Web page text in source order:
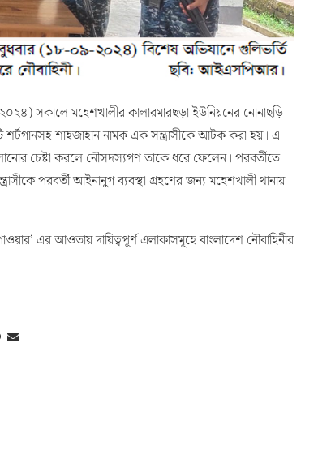
সকালে মহেশখালীর কালারমারছড়া ইউনিয়নের নোনাছড়ি
শর্টগানসহ শাহজাহান নামক এক সন্ত্রাসীকে আটক করা হয়। এ
চেষ্টা করলে নৌসদস্যগণ তাকে ধরে ফেলেন। পরবর্তীতে
পরবর্তী আইনানুগ ব্যবস্থা গ্রহণের জন্য মহেশখালী থানায়
এর আওতায় দায়িত্বপূর্ণ এলাকাসমূহে বাংলাদেশ নৌবাহিনীর